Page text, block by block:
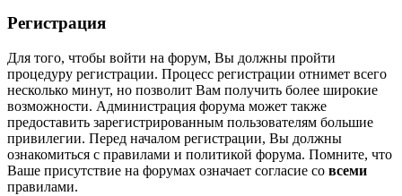
Регистрация
Для того, чтобы войти на форум, Вы должны пройти
процедуру регистрации. Процесс регистрации отнимет всего
несколько минут, но позволит Вам получить более широкие
возможности. Администрация форума может также
предоставить зарегистрированным пользователям большие
привилегии. Перед началом регистрации, Вы должны
ознакомиться с правилами и политикой форума. Помните, что
Ваше присутствие на форумах означает согласие со всеми
правилами.